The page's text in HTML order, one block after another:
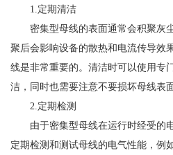
1.定期清洁
密集型母线的表面通常会积聚灰
聚后会影响设备的散热和电流传导效
线是非常重要的。清洁时可以使用专
洁，同时也需要注意不要损坏母线表
2.定期检测
由于密集型母线在运行时经受的
定期检测和测试母线的电气性能，例